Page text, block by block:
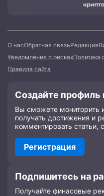
О насОбратная связьРедакция
Уведомления о рискахПолитика
Правила сайта
Создайте профиль
Вы сможете мониторить
получать достижения и
комментировать статьи,
Регистрация
Подпишитесь на
Получайте финасовые